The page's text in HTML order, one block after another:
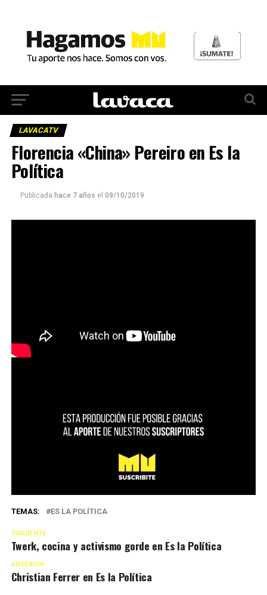
LAVACATV
Florencia «China» Pereiro en Es la
Política
Publicada hace 7 años el 09/10/2019
TEMAS: ES LA POLÍTICA
SIGUIENTE
Twerk, cocina y activismo gorde en Es la Política
ANTERIOR
Christian Ferrer en Es la Política